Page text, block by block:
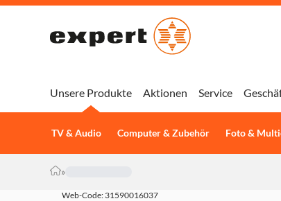
Unsere Produkte
TV & Audio Computer & Zubehör Foto &
Aktionen Service
»
Web-Code: 31590016037